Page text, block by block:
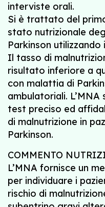
interviste orali.
Si è trattato del
stato nutrizionale
Parkinson utilizzando
Il tasso di
risultato inferiore a
con malattia di
ambulatoriali.
test preciso ed
di malnutrizione in
Parkinson.
COMMENTO
L’MNA fornisce un
per individuare i
rischio di